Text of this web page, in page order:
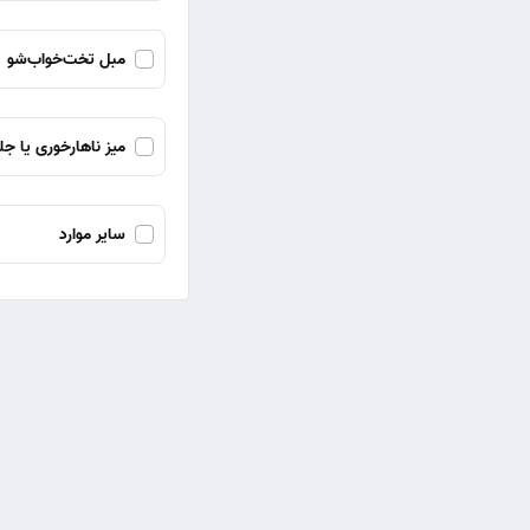
مبل تخت‌خواب‌شو
میز ناهارخوری یا
سایر موارد